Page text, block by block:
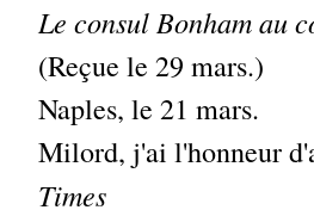
Le consul Bonham au
(Reçue le 29 mars.)
Naples, le 21 mars.
Milord, j'ai l'honneur
Times